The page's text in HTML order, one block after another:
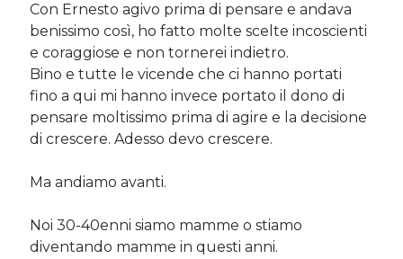
Post più recenti
Le criptovalute secondo me: l’avventura di Eticoin
29 Maggio 2026
TEDx, intercalari e perimenopausa
11 Febbraio 2025
bambini e ragazzi
Del 2023 e di come la mia famiglia sta affrontando la sclerosi
multipla
28 Dicembre 2023
Con Ernesto agivo prima di pensare e andava
benissimo così, ho fatto molte scelte incoscienti
e coraggiose e non tornerei indietro.
Bino e tutte le vicende che ci hanno portati
fino a qui mi hanno invece portato il dono di
pensare moltissimo prima di agire e la decisione
di crescere. Adesso devo crescere.
Ma andiamo avanti.
Noi 30-40enni siamo mamme o stiamo
diventando mamme in questi anni.